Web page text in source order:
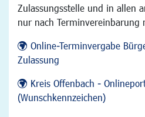
Zulassungsstelle und in allen
nur nach Terminvereinbarung
Online-Terminvergabe
Zulassung
Kreis Offenbach -
(Wunschkennzeichen)